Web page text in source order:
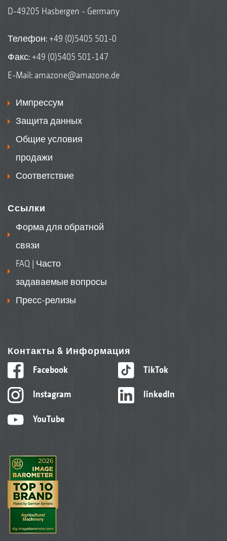
D-49205 Hasbergen - Germany
Телефон:+49 (0)5405 501-0
Факс: +49 (0)5405 501-147
E-Mail: amazone@amazone.de
Импрессум
Защита данных
Общие условия
продажи
Соответствие
Ссылки
Форма для обратной
связи
FAQ | Часто
задаваемые вопросы
Пресс-релизы
Контакты & Информация
Facebook
Instagram
YouTube
TikTok
linkedIn